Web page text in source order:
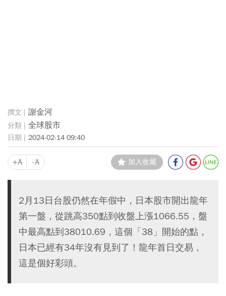
謝金河
全球股市
2024-02-14 09:40
+A -A 加入收藏
2月13日台股仍然在年假中，日本股市開出龍年
第一盤，從跳高350點到收盤上漲1066.55，盤
中最高點到38010.69，這個「38」開始的點，
日本已經有34年沒有見到了！龍年首日交易，
這是個好彩頭。